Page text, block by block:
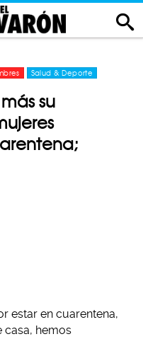
Salud & Deporte
su
estar en cuarentena,
casa, hemos